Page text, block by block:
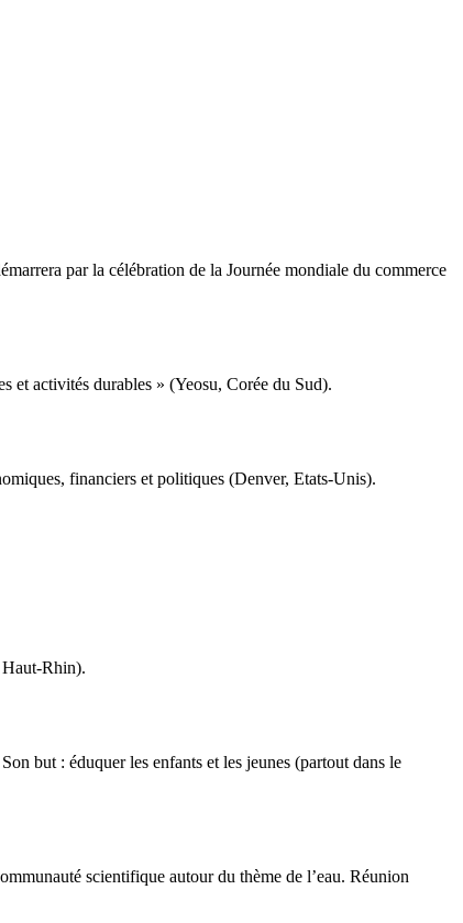
par la célébration de la Journée mondiale du commerce
et activités durables » (Yeosu, Corée du Sud).
financiers et politiques (Denver, Etats-Unis).
Haut-Rhin).
but : éduquer les enfants et les jeunes (partout dans le
scientifique autour du thème de l’eau. Réunion